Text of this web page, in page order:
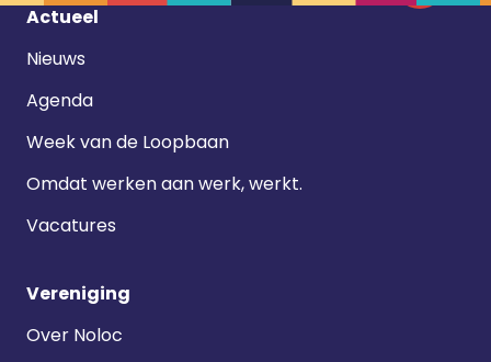
Footer
Actueel
Nieuws
Agenda
Week van de Loopbaan
Omdat werken aan werk, werkt.
Vacatures
Vereniging
Over Noloc